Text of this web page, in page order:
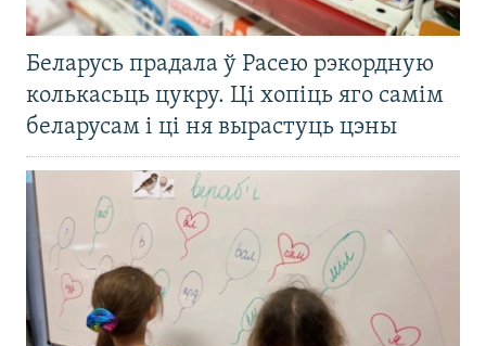
Беларусь прадала ў Расею рэкордную
колькасьць цукру. Ці хопіць яго самім
беларусам і ці ня вырастуць цэны